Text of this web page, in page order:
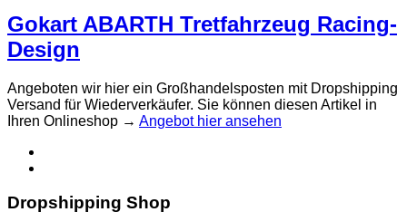
Gokart ABARTH Tretfahrzeug Racing-
Design
Angeboten wir hier ein Großhandelsposten mit Dropshipping
Versand für Wiederverkäufer. Sie können diesen Artikel in
Ihren Onlineshop → Angebot hier ansehen
Dropshipping Shop